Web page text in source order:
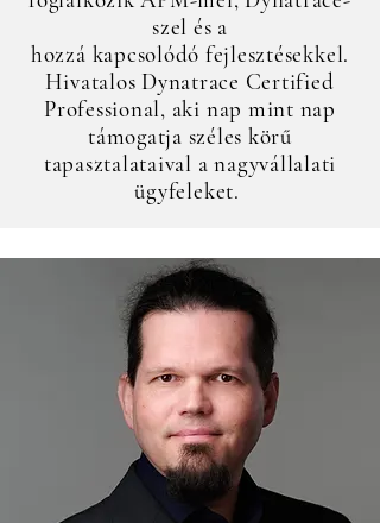
szel és a
hozzá kapcsolódó fejlesztésekkel.
Hivatalos Dynatrace Certified
Professional, aki nap mint nap
támogatja széles körű
tapasztalataival a nagyvállalati
ügyfeleket.